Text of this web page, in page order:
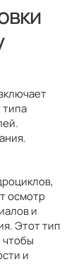
типа
осмотр
и
Этот тип
и